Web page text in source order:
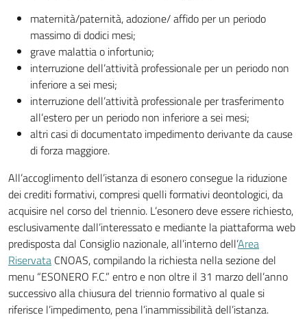
maternità/paternità, adozione/ affido per un periodo
massimo di dodici mesi;
grave malattia o infortunio;
interruzione dell’attività professionale per un periodo non
inferiore a sei mesi;
interruzione dell’attività professionale per trasferimento
all’estero per un periodo non inferiore a sei mesi;
altri casi di documentato impedimento derivante da cause
di forza maggiore.
All’accoglimento dell’istanza di esonero consegue la riduzione
dei crediti formativi, compresi quelli formativi deontologici, da
acquisire nel corso del triennio. L’esonero deve essere richiesto,
esclusivamente dall’interessato e mediante la piattaforma web
predisposta dal Consiglio nazionale, all’interno dell’Area
Riservata CNOAS, compilando la richiesta nella sezione del
menu “ESONERO F.C.” entro e non oltre il 31 marzo dell’anno
successivo alla chiusura del triennio formativo al quale si
riferisce l’impedimento, pena l’inammissibilità dell’istanza.